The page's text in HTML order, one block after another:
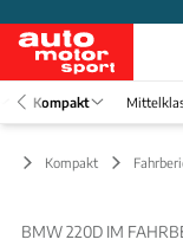
Kompakt
Kompakt
BMW 220D IM